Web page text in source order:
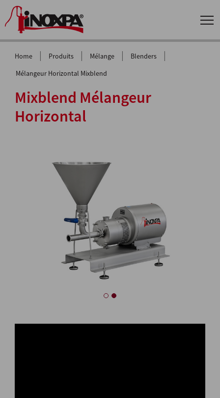
Home | Produits | Mélange | Blenders |
Mélangeur Horizontal Mixblend
Mixblend Mélangeur
Horizontal